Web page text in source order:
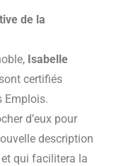
de la
Isabelle
sont certifiés
Emplois.
d’eux pour
description
qui facilitera la